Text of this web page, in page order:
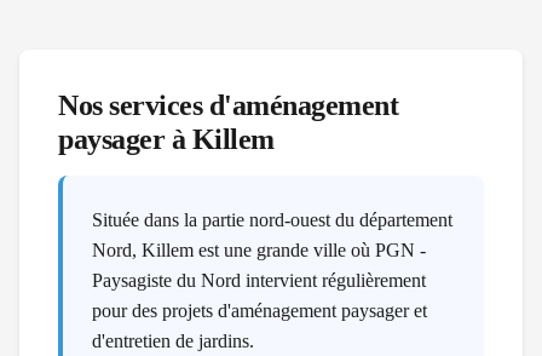
Nos services d'aménagement
paysager à Killem
Située dans la partie nord-ouest du département
Nord, Killem est une grande ville où PGN -
Paysagiste du Nord intervient régulièrement
pour des projets d'aménagement paysager et
d'entretien de jardins.